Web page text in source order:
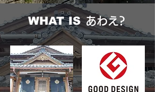
WHAT IS あわえ?​